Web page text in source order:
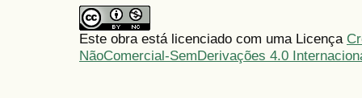
Este obra está licenciado com uma Licença
NãoComercial-SemDerivações 4.0